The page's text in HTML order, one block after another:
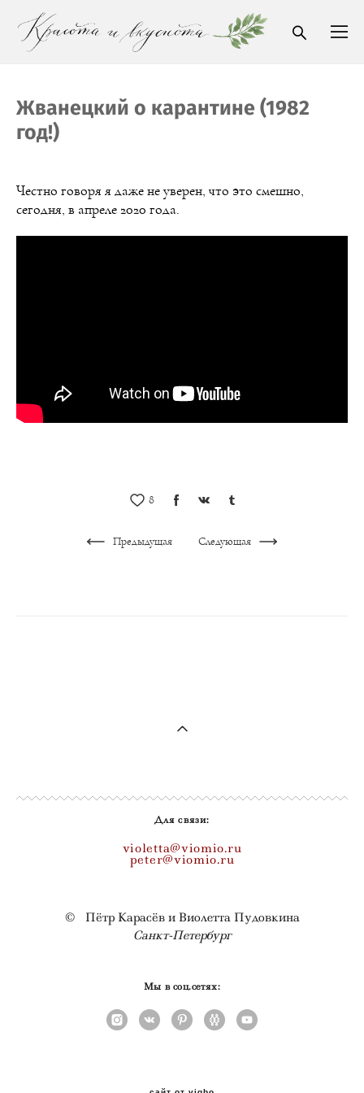
Жванецкий о карантине (1982
год!)
Честно говоря я даже не уверен, что это смешно,
сегодня, в апреле 2020 года.
8
Предыдущая Следующая
Для связи:
violetta@viomio.ru
peter@viomio.ru
© Пётр Карасёв и Виолетта Пудовкина
Санкт-Петербург
Мы в соц.сетях: